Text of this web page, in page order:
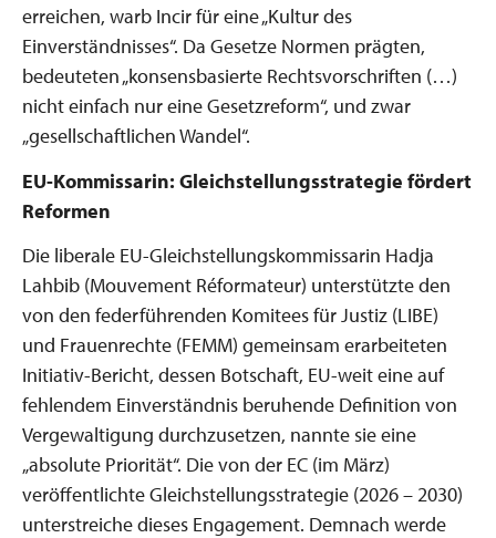
erreichen, warb Incir für eine „Kultur des
Einverständnisses“. Da Gesetze Normen prägten,
bedeuteten „konsensbasierte Rechtsvorschriften (…)
nicht einfach nur eine Gesetzreform“, und zwar
„gesellschaftlichen Wandel“.
EU-Kommissarin: Gleichstellungsstrategie fördert
Reformen
Die liberale EU-Gleichstellungskommissarin Hadja
Lahbib (Mouvement Réformateur) unterstützte den
von den federführenden Komitees für Justiz (LIBE)
und Frauenrechte (FEMM) gemeinsam erarbeiteten
Initiativ-Bericht, dessen Botschaft, EU-weit eine auf
fehlendem Einverständnis beruhende Definition von
Vergewaltigung durchzusetzen, nannte sie eine
„absolute Priorität“. Die von der EC (im März)
veröffentlichte Gleichstellungsstrategie (2026 – 2030)
unterstreiche dieses Engagement. Demnach werde